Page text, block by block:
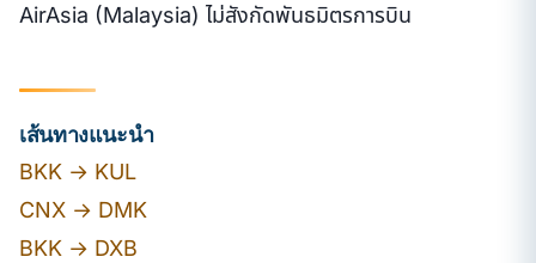
AirAsia (Malaysia) ไม่สังกัดพันธมิตรการบิน
เส้นทางแนะนำ
BKK → KUL
CNX → DMK
BKK → DXB